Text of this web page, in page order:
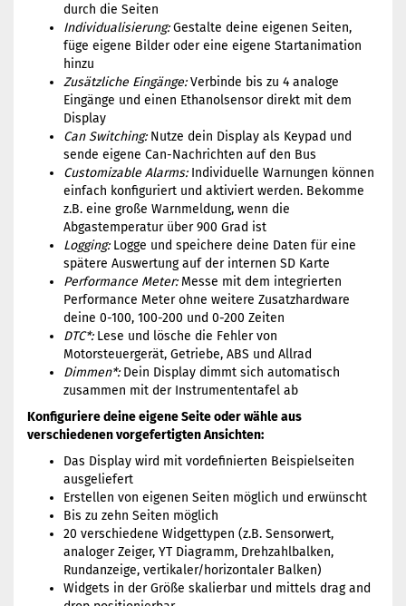
durch die Seiten
Individualisierung:Gestalte deine eigenen Seiten,
füge eigene Bilder oder eine eigene Startanimation
hinzu
Zusätzliche Eingänge:Verbinde bis zu 4 analoge
Eingänge und einen Ethanolsensor direkt mit dem
Display
Can Switching: Nutze dein Display als Keypad und
sende eigene Can-Nachrichten auf den Bus
Customizable Alarms: Individuelle Warnungen können
einfach konfiguriert und aktiviert werden. Bekomme
z.B. eine große Warnmeldung, wenn die
Abgastemperatur über 900 Grad ist
Logging: Logge und speichere deine Daten für eine
spätere Auswertung auf der internen SD Karte
Performance Meter: Messe mit dem integrierten
Performance Meter ohne weitere Zusatzhardware
deine 0-100, 100-200 und 0-200 Zeiten
DTC*: Lese und lösche die Fehler von
Motorsteuergerät, Getriebe, ABS und Allrad
Dimmen*: Dein Display dimmt sich automatisch
zusammen mit der Instrumententafel ab
Konfiguriere deine eigene Seite oder wähle aus
verschiedenen vorgefertigten Ansichten:
Das Display wird mit vordefinierten Beispielseiten
ausgeliefert
Erstellen von eigenen Seiten möglich und erwünscht
Bis zu zehn Seiten möglich
20 verschiedene Widgettypen (z.B. Sensorwert,
analoger Zeiger, YT Diagramm, Drehzahlbalken,
Rundanzeige, vertikaler/horizontaler Balken)
Widgets in der Größe skalierbar und mittels drag and